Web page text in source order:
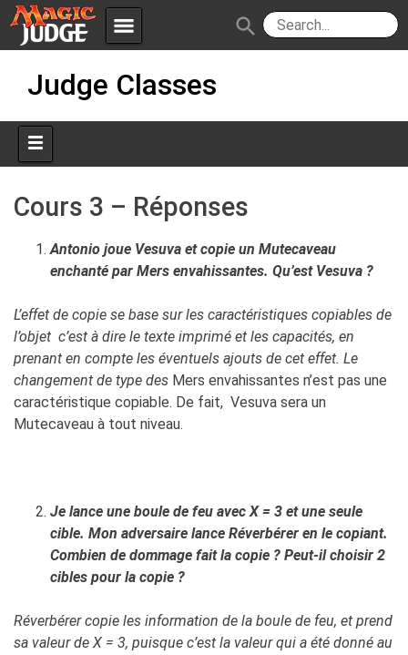
menu
Apps
Forum
Judges
Policies IPG
JAR
search
Judge Classes
Cours 3 – Réponses
Antonio joue Vesuva et copie un Mutecaveau
enchanté par Mers envahissantes. Qu’est Vesuva ?
L’effet de copie se base sur les caractéristiques copiables de
l’objet c’est à dire le texte imprimé et les capacités, en
prenant en compte les éventuels ajouts de cet effet. Le
changement de type des Mers envahissantes n’est pas une
caractéristique copiable. De fait, Vesuva sera un
Mutecaveau à tout niveau.
Je lance une boule de feu avec X = 3 et une seule
cible. Mon adversaire lance Réverbérer en le copiant.
Combien de dommage fait la copie ? Peut-il choisir 2
cibles pour la copie ?
Réverbérer copie les information de la boule de feu, et prend
sa valeur de X = 3, puisque c’est la valeur qui a été donné au